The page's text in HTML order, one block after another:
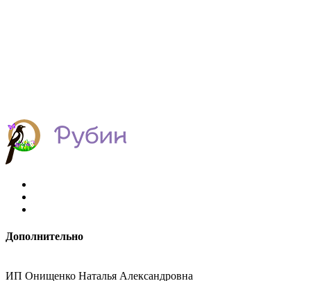
Дополнительно
ИП Онищенко Наталья Александровна